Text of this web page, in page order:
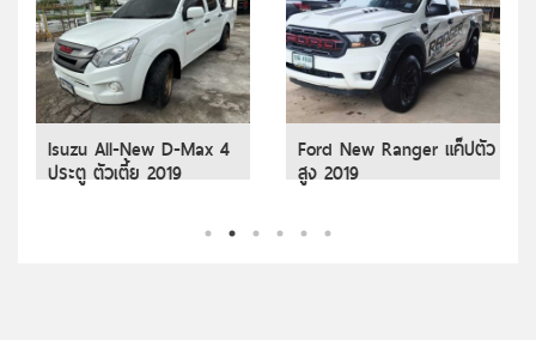
Isuzu All-New D-Max 4
ประตู ตัวเตี้ย 2019
Ford New Ranger แค็ปตัว
สูง 2019